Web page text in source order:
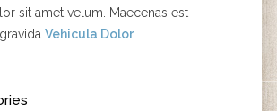
sit amet velum. Maecenas est
Vehicula Dolor